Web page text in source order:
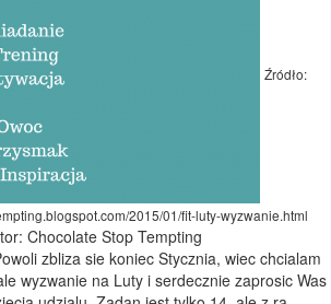
Źródło:
2015/01/fit-luty-wyzwanie.html
Chocolate Stop Tempting
zbliza sie koniec Stycznia, wiec chcialam
wyzwanie na Luty i serdecznie zaprosic Was